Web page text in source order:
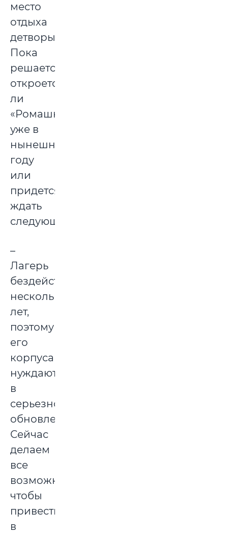
место
отдыха
детворы.
Пока
решается,
откроется
ли
«Ромашка»
уже в
нынешнем
году
или
придется
ждать
следующего.
–
Лагерь
бездействовал
несколько
лет,
поэтому
его
корпуса
нуждаются
в
серьезном
обновлении.
Сейчас
делаем
все
возможное,
чтобы
привести
в